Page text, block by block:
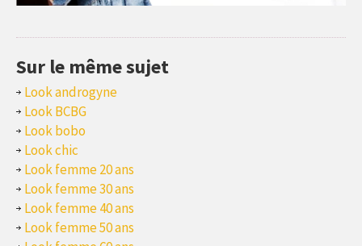
Sur le même sujet
Look androgyne
Look BCBG
Look bobo
Look chic
Look femme 20 ans
Look femme 30 ans
Look femme 40 ans
Look femme 50 ans